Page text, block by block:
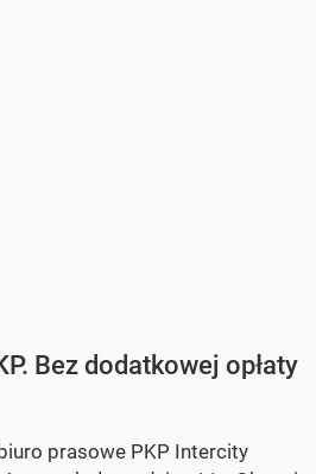
Bez dodatkowej opłaty
prasowe PKP Intercity